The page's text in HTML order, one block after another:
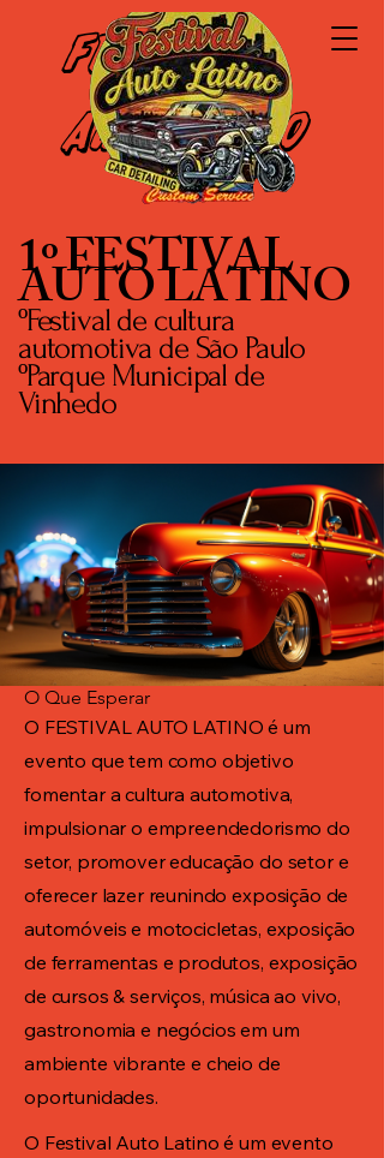
Festival
Auto Latino
1º FESTIVAL
AUTO LATINO
ºFestival de cultura
automotiva de São Paulo
ºParque Municipal de
Vinhedo
O Que Esperar
O FESTIVAL AUTO LATINO é um
evento que tem como objetivo
fomentar a cultura automotiva,
impulsionar o empreendedorismo do
setor, promover educação do setor e
oferecer lazer reunindo exposição de
automóveis e motocicletas, exposição
de ferramentas e produtos, exposição
de cursos & serviços, música ao vivo,
gastronomia e negócios em um
ambiente vibrante e cheio de
oportunidades.
O Festival Auto Latino é um evento